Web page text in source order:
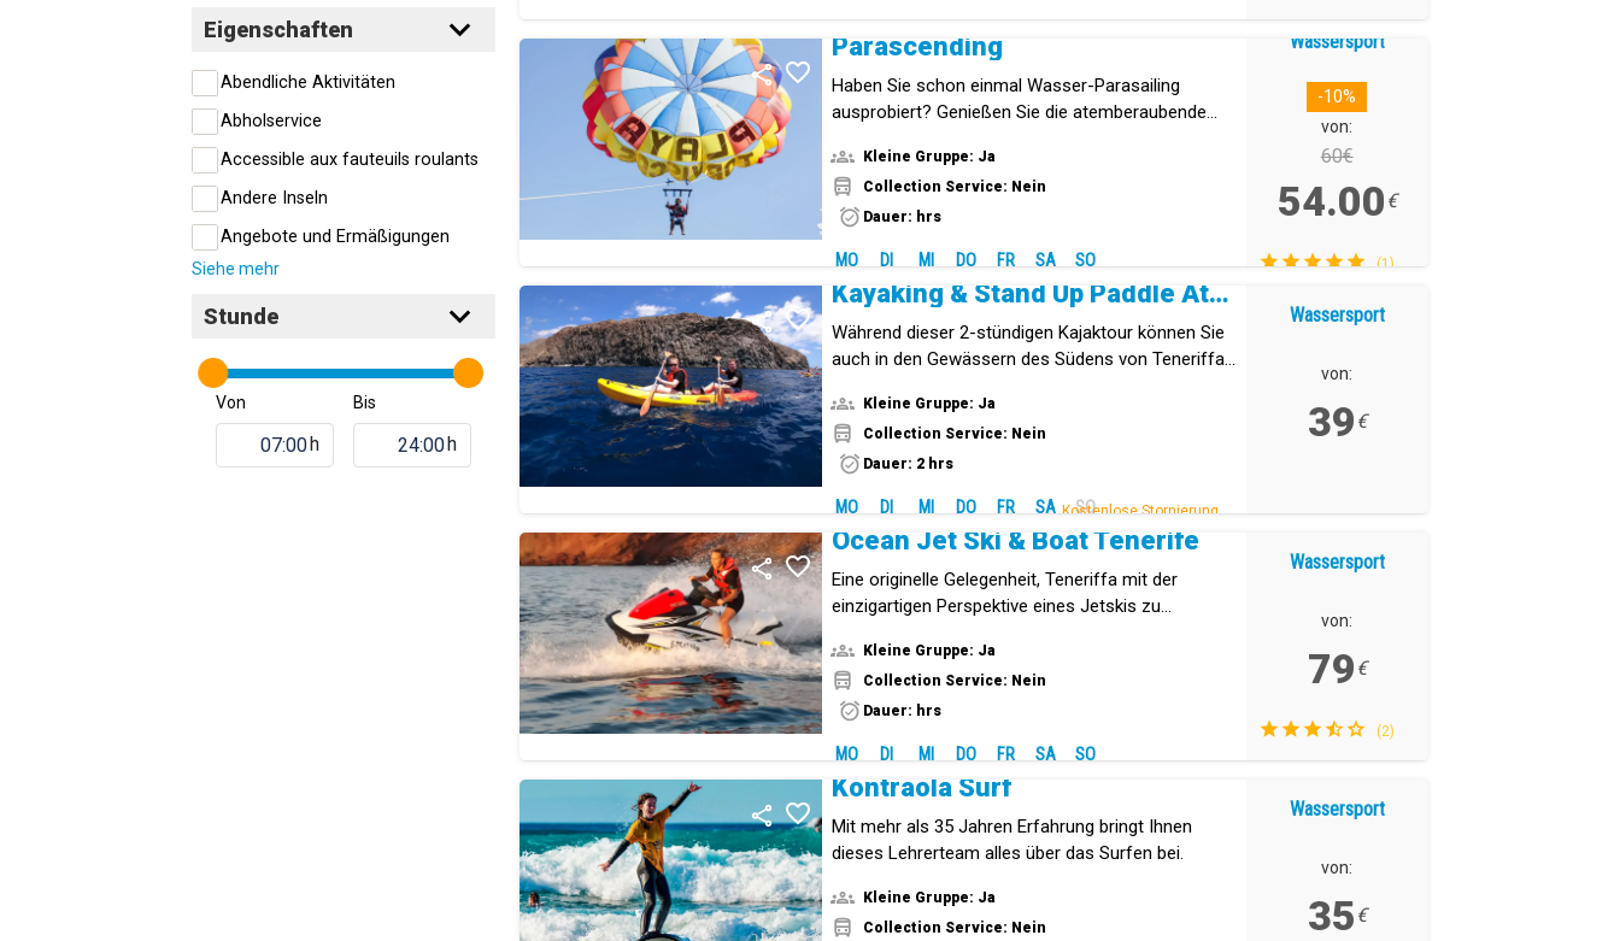
Eigenschaften
Abendliche Aktivitäten
Abholservice
Accessible aux fauteuils roulants
Andere Inseln
Angebote und Ermäßigungen
Siehe mehr
Stunde
Von
h
Bis
h
Parascending
Haben Sie schon einmal Wasser-Parasailing
ausprobiert? Genießen Sie die atemberaubende
Kleine Gruppe: Ja
Collection Service: Nein
Dauer: hrs
MO DI MI DO FR SA SO
Wassersport
-10%
von:
60€
54.00 €
(1)
Kayaking & Stand Up Paddle Atlantis
Während dieser 2-stündigen Kajaktour können Sie
auch in den Gewässern des Südens von Teneriffa
Kleine Gruppe: Ja
Collection Service: Nein
Dauer: 2 hrs
MO DI MI DO FR SA SO
Kostenlose Stornierung.
Wassersport
von:
39 €
Ocean Jet Ski & Boat Tenerife
Eine originelle Gelegenheit, Teneriffa mit der
einzigartigen Perspektive eines Jetskis zu
Kleine Gruppe: Ja
Collection Service: Nein
Dauer: hrs
MO DI MI DO FR SA SO
Wassersport
von:
79 €
(2)
Kontraola Surf
Mit mehr als 35 Jahren Erfahrung bringt Ihnen
dieses Lehrerteam alles über das Surfen bei.
Kleine Gruppe: Ja
Collection Service: Nein
Wassersport
von:
35 €